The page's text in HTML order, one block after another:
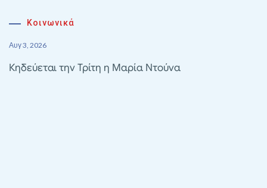
Κοινωνικά
Αυγ 3, 2026
Κηδεύεται την Τρίτη η Μαρία Ντούνα